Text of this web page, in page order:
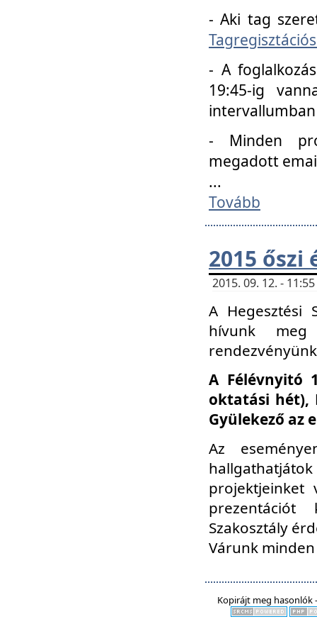
- Aki tag
- A
19:45-ig
- Minden
megadott
...
Tovább
2015
2015. 09. 12. -
A Hegesztési
hívunk
A Félévnyitó
oktatási hét),
Gyülekező az
Az
Szakosztály
Várunk
Kopirájt meg hasonlók